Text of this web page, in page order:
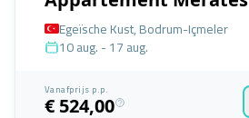
Egeïsche Kust, Bodrum-Içmeler
10 aug. - 17 aug.
Vanafprijs p.p.
€ 524,00